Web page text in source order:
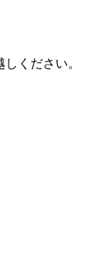
ください。